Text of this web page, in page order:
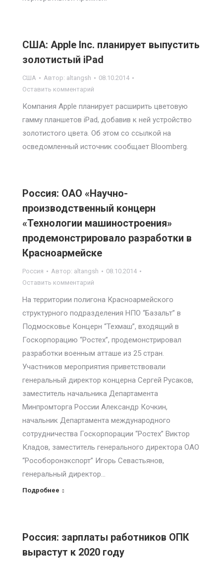
США: Apple Inc. планирует выпустить
золотистый iPad
США Автор: altangsh
08.10.2014
Оставить комментарий
Компания Apple планирует расширить цветовую
гамму планшетов iPad, добавив к ней устройство
золотистого цвета. Об этом со ссылкой на
осведомленный источник сообщает Bloomberg.
Россия: ОАО «Научно-
производственный концерн
«Технологии машиностроения»
продемонстрировало разработки в
Красноармейске
Россия Автор: altangsh
08.10.2014
Оставить комментарий
На территории полигона Красноармейского
структурного подразделения НПО “Базальт” в
Подмосковье Концерн “Техмаш”, входящий в
Госкорпорацию “Ростех”, продемонстрировал
разработки военным атташе из 25 стран.
Участников мероприятия приветствовали
генеральный директор концерна Сергей Русаков,
заместитель начальника Департамента
Минпромторга России Александр Кочкин,
начальник Департамента международного
сотрудничества Госкорпорации “Ростех” Виктор
Кладов, заместитель генерального директора ОАО
“Рособоронэкспорт” Игорь Севастьянов,
генеральный директор…
Подробнее
Россия: зарплаты работников ОПК
вырастут к 2020 году